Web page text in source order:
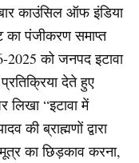
काउंसिल ऑफ इंडिया
का पंजीकरण समाप्त
को जनपद इटावा
देते हुए
लिखा “इटावा में
की ब्राह्मणों द्वारा
का छिड़काव करना,